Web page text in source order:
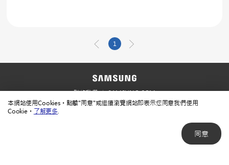
本網站使用Cookies。點擊"同意"或繼續瀏覽網站即表示您同意我們使用
Cookie。 了解更多
同意
1
聯絡我們
SAMSUNG.COM
使用規範
隱私規範